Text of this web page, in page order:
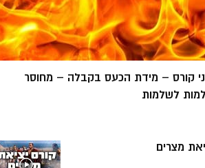
קורס – מידת הכעס בקבלה – מחוסר
לשלמות
מצרים